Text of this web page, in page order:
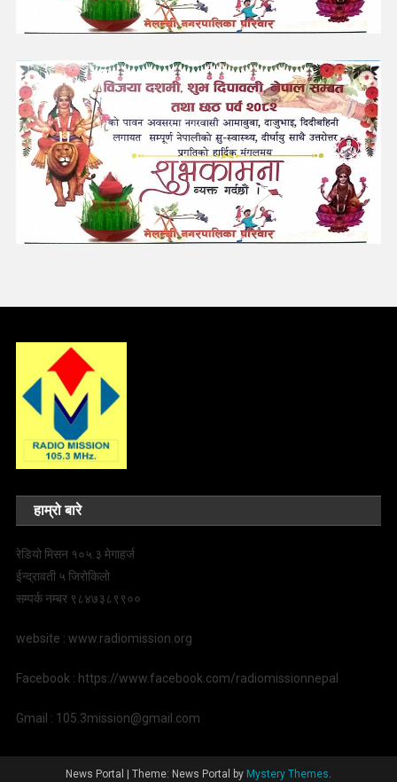
हाम्रो बारे
रेडियो मिसन १०५.३ मेगाहर्ज
ईन्द्रावती ५ जिरोकिलो
सम्पर्क नम्बर ९८४७३८९९००
website : www.radiomission.org
Facebook : https://www.facebook.com/radiomissionnepal
Gmail : 105.3mission@gmail.com
News Portal | Theme: News Portal by Mystery Themes.